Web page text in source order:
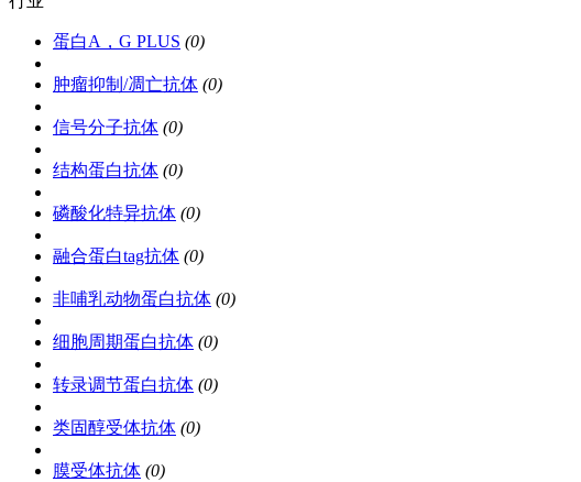
蛋白A，G PLUS (0)
肿瘤抑制/凋亡抗体 (0)
信号分子抗体 (0)
结构蛋白抗体 (0)
磷酸化特异抗体 (0)
融合蛋白tag抗体 (0)
非哺乳动物蛋白抗体 (0)
细胞周期蛋白抗体 (0)
转录调节蛋白抗体 (0)
类固醇受体抗体 (0)
膜受体抗体 (0)